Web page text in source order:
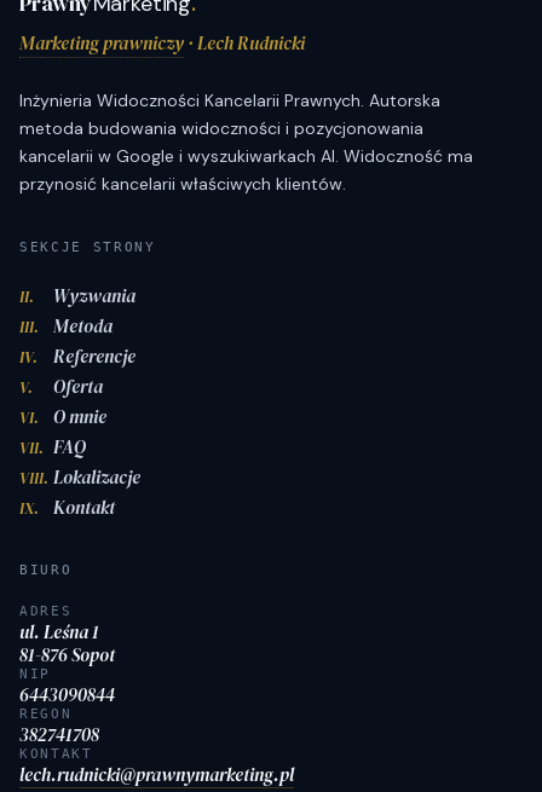
Marketing prawniczy· Lech Rudnicki
Inżynieria Widoczności Kancelarii Prawnych. Autorska
metoda budowania widoczności i pozycjonowania
kancelarii w Google i wyszukiwarkach AI. Widoczność ma
przynosić kancelarii właściwych klientów.
SEKCJE STRONY
II. Wyzwania
III. Metoda
IV. Referencje
V. Oferta
VI. O mnie
VII. FAQ
VIII. Lokalizacje
IX. Kontakt
BIURO
ADRES
ul. Leśna 1
81-876 Sopot
NIP
6443090844
REGON
382741708
KONTAKT
lech.rudnicki@prawnymarketing.pl